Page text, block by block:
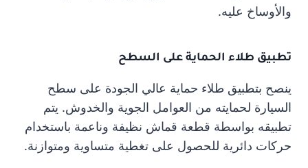
والأوساخ عليه.
تطبيق طلاء الحماية على السطح
ينصح بتطبيق طلاء حماية عالي الجودة على سطح
السيارة لحمايته من العوامل الجوية والخدوش. يتم
تطبيقه بواسطة قطعة قماش نظيفة وناعمة باستخدام
حركات دائرية للحصول على تغطية متساوية ومتوازنة.